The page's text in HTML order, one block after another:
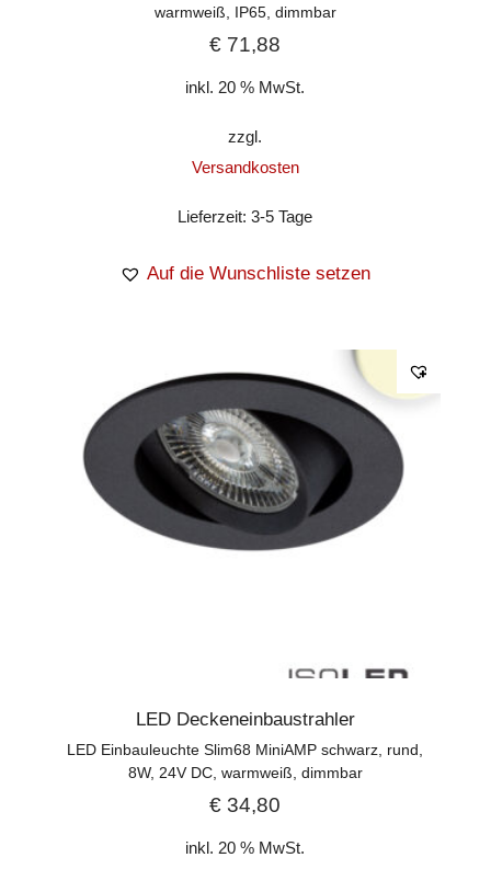
warmweiß, IP65, dimmbar
€ 71,88
inkl. 20 % MwSt.
zzgl.
Versandkosten
Lieferzeit:3-5 Tage
Auf die Wunschliste setzen
LED Deckeneinbaustrahler
LED Einbauleuchte Slim68 MiniAMP schwarz, rund,
8W, 24V DC, warmweiß, dimmbar
€ 34,80
inkl. 20 % MwSt.